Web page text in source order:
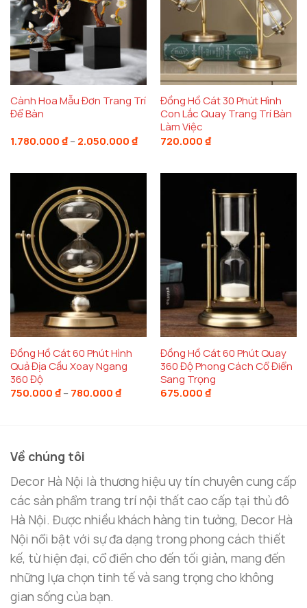
Cành Hoa Mẫu Đơn Trang Trí
Để Bàn
1.780.000 ₫ – 2.050.000 ₫Khoảng
giá:
Đồng Hồ Cát 30 Phút Hình
Con Lắc Quay Trang Trí Bàn
Làm Việc
720.000 ₫
Đồng Hồ Cát 60 Phút Hình
Quả Địa Cầu Xoay Ngang
360 Độ
750.000 ₫ – 780.000 ₫Khoảng
Đồng Hồ Cát 60 Phút Quay
360 Độ Phong Cách Cổ Điển
Sang Trọng
675.000 ₫
Về chúng tôi
Decor Hà Nội là thương hiệu uy tín chuyên cung cấp
các sản phẩm trang trí nội thất cao cấp tại thủ đô
Hà Nội. Được nhiều khách hàng tin tưởng, Decor Hà
Nội nổi bật với sự đa dạng trong phong cách thiết
kế, từ hiện đại, cổ điển cho đến tối giản, mang đến
những lựa chọn tinh tế và sang trọng cho không
gian sống của bạn.